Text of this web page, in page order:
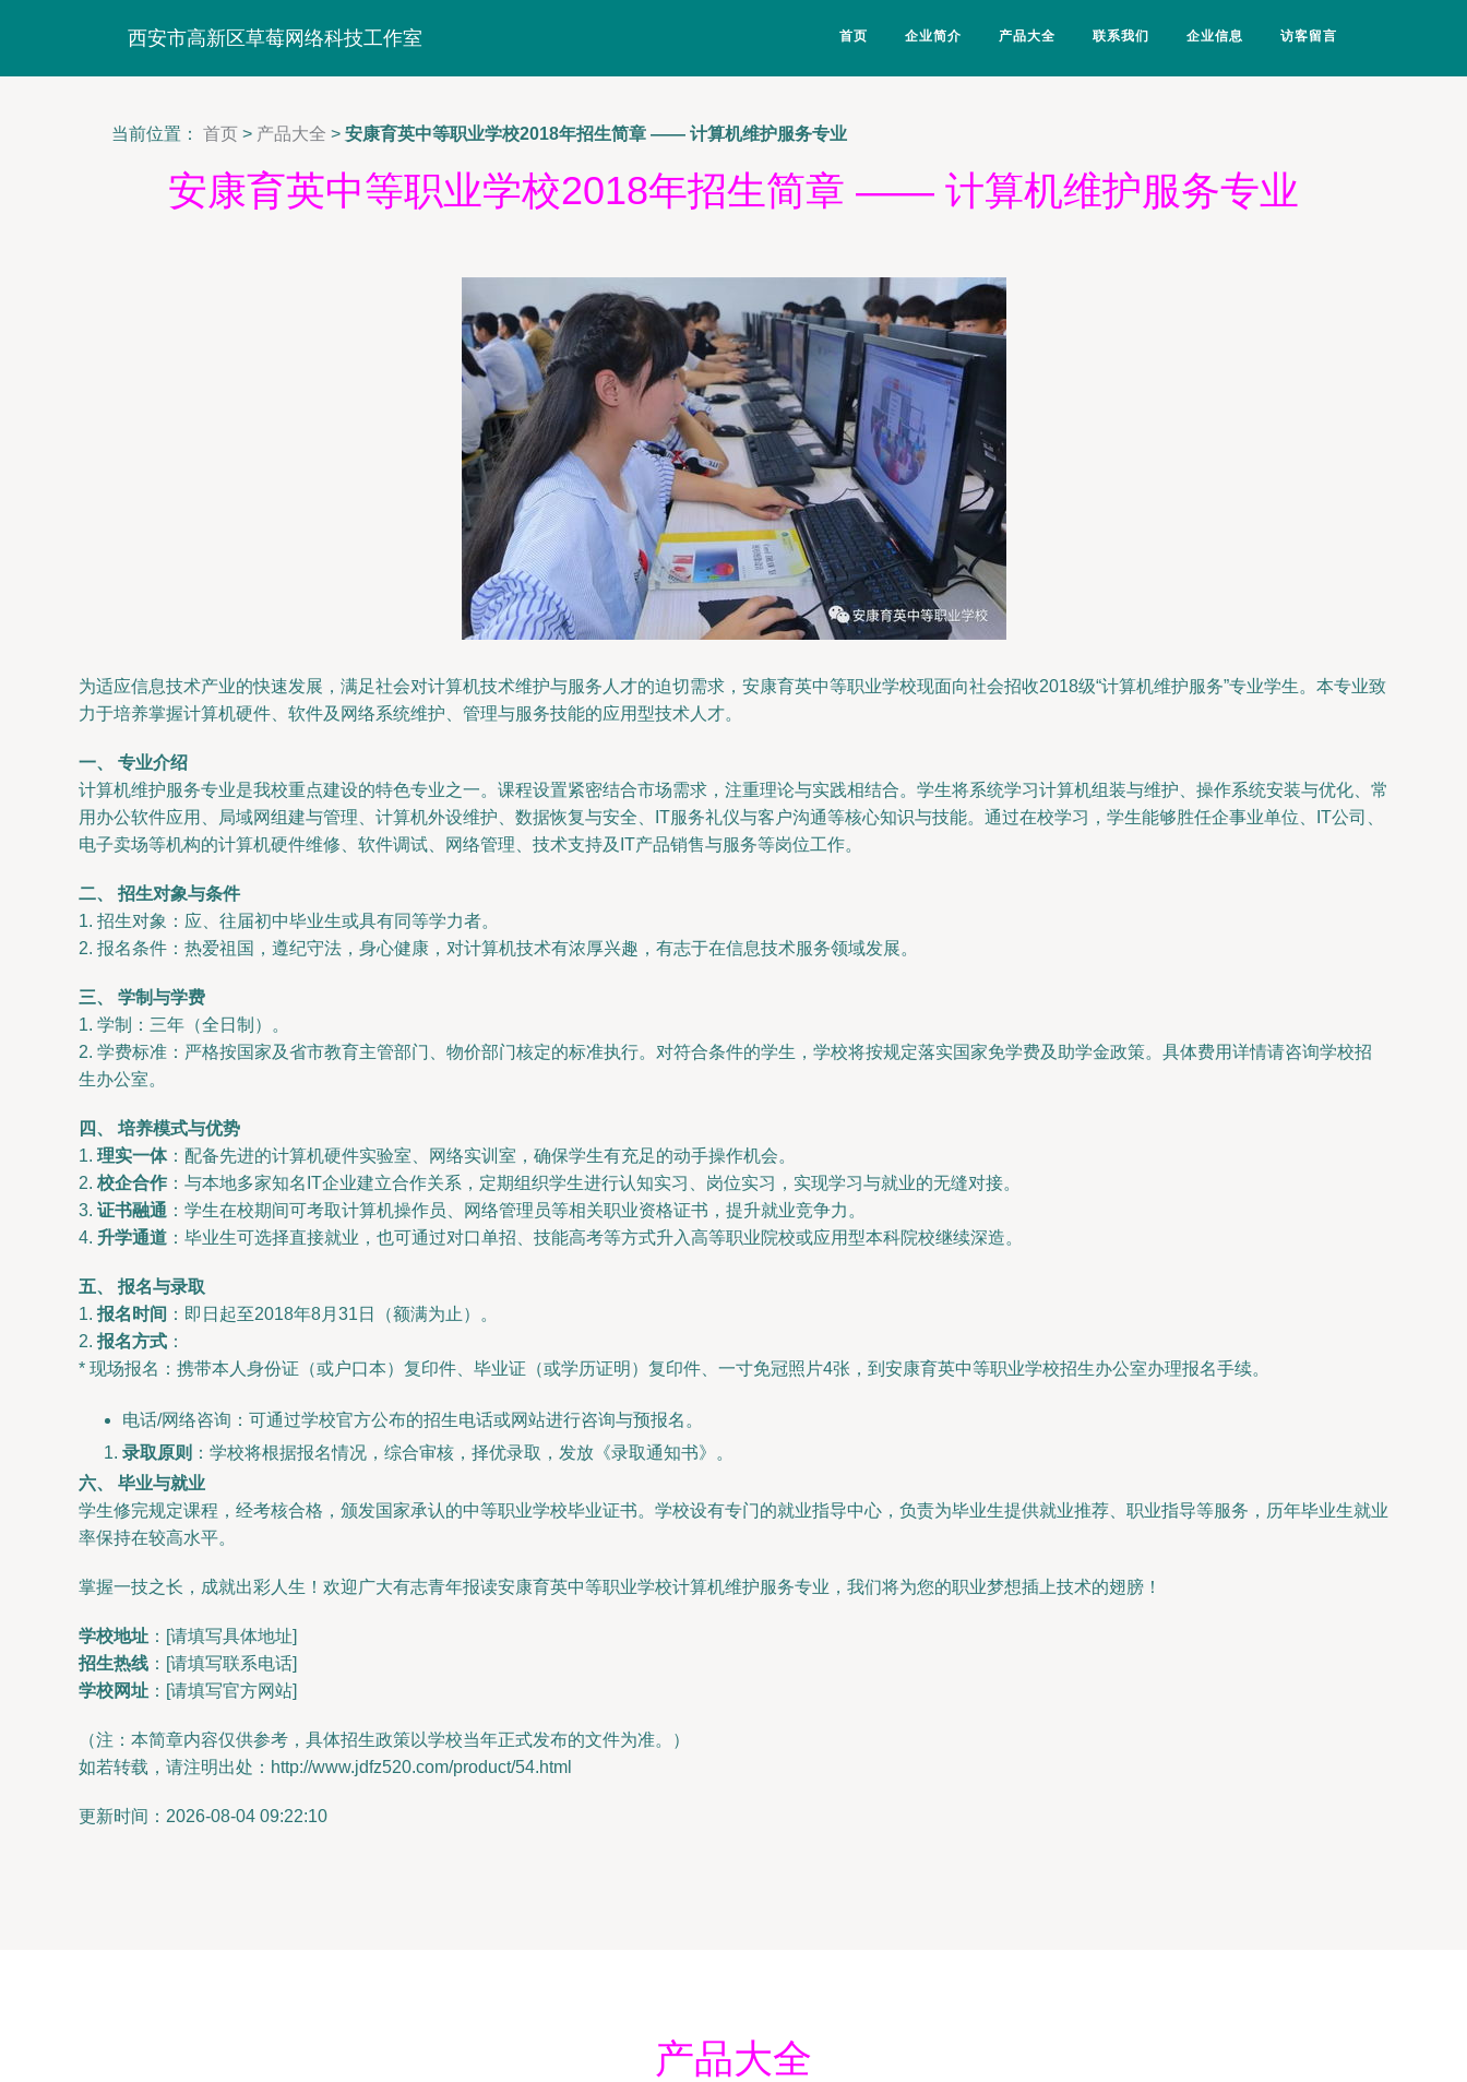
西安市高新区草莓网络科技工作室 首页 企业简介 产品大全 联系我们 企业信息 访客留言
当前位置： 首页 > 产品大全 > 安康育英中等职业学校2018年招生简章 —— 计算机维护服务专业
安康育英中等职业学校2018年招生简章 —— 计算机维护服务专业
为适应信息技术产业的快速发展，满足社会对计算机技术维护与服务人才的迫切需求，安康育英中等职业学校现面向社会招收2018级“计算机维护服务”专业学生。本专业致
力于培养掌握计算机硬件、软件及网络系统维护、管理与服务技能的应用型技术人才。
一、 专业介绍
计算机维护服务专业是我校重点建设的特色专业之一。课程设置紧密结合市场需求，注重理论与实践相结合。学生将系统学习计算机组装与维护、操作系统安装与优化、常
用办公软件应用、局域网组建与管理、计算机外设维护、数据恢复与安全、IT服务礼仪与客户沟通等核心知识与技能。通过在校学习，学生能够胜任企事业单位、IT公司、
电子卖场等机构的计算机硬件维修、软件调试、网络管理、技术支持及IT产品销售与服务等岗位工作。
二、 招生对象与条件
1. 招生对象：应、往届初中毕业生或具有同等学力者。
2. 报名条件：热爱祖国，遵纪守法，身心健康，对计算机技术有浓厚兴趣，有志于在信息技术服务领域发展。
三、 学制与学费
1. 学制：三年（全日制）。
2. 学费标准：严格按国家及省市教育主管部门、物价部门核定的标准执行。对符合条件的学生，学校将按规定落实国家免学费及助学金政策。具体费用详情请咨询学校招
生办公室。
四、 培养模式与优势
1. 理实一体：配备先进的计算机硬件实验室、网络实训室，确保学生有充足的动手操作机会。
2. 校企合作：与本地多家知名IT企业建立合作关系，定期组织学生进行认知实习、岗位实习，实现学习与就业的无缝对接。
3. 证书融通 ：学生在校期间可考取计算机操作员、网络管理员等相关职业资格证书，提升就业竞争力。
4. 升学通道 ：毕业生可选择直接就业，也可通过对口单招、技能高考等方式升入高等职业院校或应用型本科院校继续深造。
五、 报名与录取
1. 报名时间 ：即日起至2018年8月31日（额满为止）。
2. 报名方式 ：
* 现场报名：携带本人身份证（或户口本）复印件、毕业证（或学历证明）复印件、一寸免冠照片4张，到安康育英中等职业学校招生办公室办理报名手续。
电话/网络咨询：可通过学校官方公布的招生电话或网站进行咨询与预报名。
录取原则 ：学校将根据报名情况，综合审核，择优录取，发放《录取通知书》。
六、 毕业与就业
学生修完规定课程，经考核合格，颁发国家承认的中等职业学校毕业证书。学校设有专门的就业指导中心，负责为毕业生提供就业推荐、职业指导等服务，历年毕业生就业
率保持在较高水平。
掌握一技之长，成就出彩人生！欢迎广大有志青年报读安康育英中等职业学校计算机维护服务专业，我们将为您的职业梦想插上技术的翅膀！
学校地址 ：[请填写具体地址]
招生热线 ：[请填写联系电话]
学校网址 ：[请填写官方网站]
（注：本简章内容仅供参考，具体招生政策以学校当年正式发布的文件为准。）
如若转载，请注明出处：http://www.jdfz520.com/product/54.html
更新时间：2026-08-04 09:22:10
产品大全